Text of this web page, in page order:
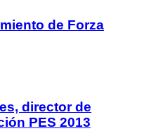
de Forza
director de
PES 2013